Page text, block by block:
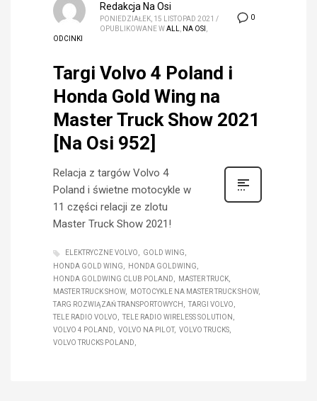
0
Redakcja Na Osi
PONIEDZIAŁEK, 15 LISTOPAD 2021 /
OPUBLIKOWANE WALL, NA OSI ,
ODCINKI
Targi Volvo 4 Poland i
Honda Gold Wing na
Master Truck Show 2021
[Na Osi 952]
Relacja z targów Volvo 4
Poland i świetne motocykle w
11 części relacji ze zlotu
Master Truck Show 2021!
ELEKTRYCZNE VOLVO
GOLD WING
HONDA GOLD WING
HONDA GOLDWING
HONDA GOLDWING CLUB POLAND
MASTER TRUCK
MASTER TRUCK SHOW
MOTOCYKLE NA MASTER TRUCK SHOW
TARG ROZWIĄZAŃ TRANSPORTOWYCH
TARGI VOLVO
TELE RADIO VOLVO
TELE RADIO WIRELESS SOLUTION
VOLVO 4 POLAND
VOLVO NA PILOT
VOLVO TRUCKS
VOLVO TRUCKS POLAND